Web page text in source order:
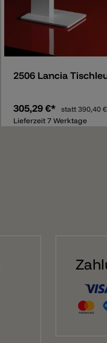
2506 Lancia
305,29 €* statt 390,40
Lieferzeit 7 Werktage